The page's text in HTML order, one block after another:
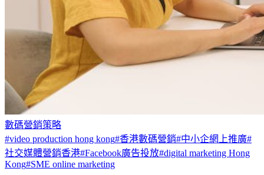
數碼營銷策略
#video production hong kong#香港數碼營銷#中小企網上推廣#
社交媒體營銷香港#Facebook廣告投放#digital marketing Hong
Kong#SME online marketing